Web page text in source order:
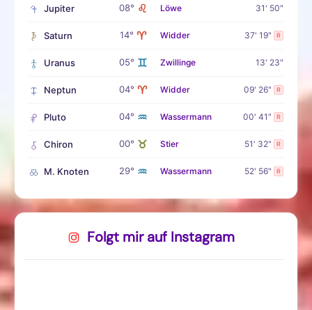
Jupiter 08° ♌ Löwe 31' 50"
Saturn 14° ♈ Widder 37' 19" R
Uranus 05° ♊ Zwillinge 13' 23"
Neptun 04° ♈ Widder 09' 26" R
Pluto 04° ♒ Wassermann 00' 41" R
Chiron 00° ♉ Stier 51' 32" R
M. Knoten 29° ♒ Wassermann 52' 56" R
Folgt mir auf Instagram